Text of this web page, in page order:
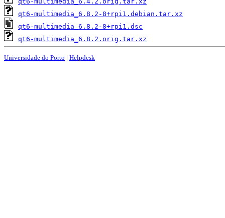
qt6-multimedia_6.8.2-8+rpi1.debian.tar.xz
qt6-multimedia_6.8.2-8+rpi1.dsc
qt6-multimedia_6.8.2.orig.tar.xz
Universidade do Porto | Helpdesk